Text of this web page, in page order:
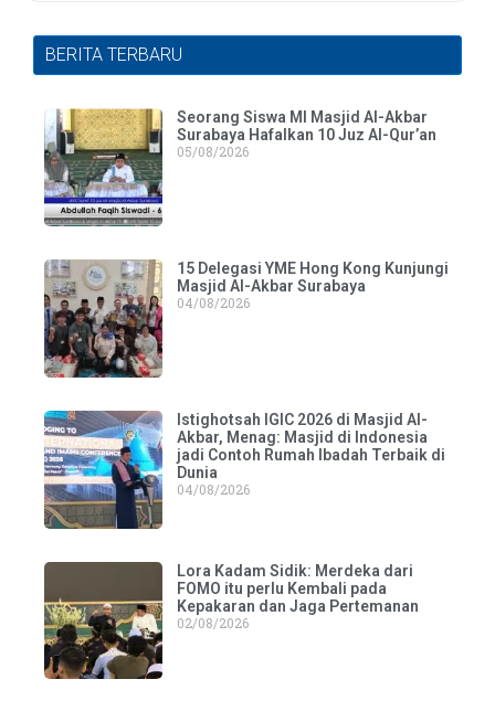
BERITA TERBARU
Seorang Siswa MI Masjid Al-Akbar
Surabaya Hafalkan 10 Juz Al-Qur’an
05/08/2026
15 Delegasi YME Hong Kong Kunjungi
Masjid Al-Akbar Surabaya
04/08/2026
Istighotsah IGIC 2026 di Masjid Al-
Akbar, Menag: Masjid di Indonesia
jadi Contoh Rumah Ibadah Terbaik di
Dunia
04/08/2026
Lora Kadam Sidik: Merdeka dari
FOMO itu perlu Kembali pada
Kepakaran dan Jaga Pertemanan
02/08/2026